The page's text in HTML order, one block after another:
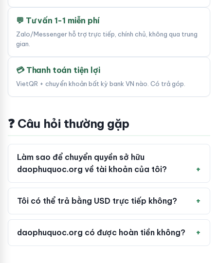
💬 Tư vấn 1-1 miễn phí
Zalo/Messenger hỗ trợ trực tiếp, chính chủ, không qua trung
gian.
💳 Thanh toán tiện lợi
VietQR + chuyển khoản bất kỳ bank VN nào. Có trả góp.
❓ Câu hỏi thường gặp
Làm sao để chuyển quyền sở hữu
daophuquoc.org về tài khoản của tôi?
Tôi có thể trả bằng USD trực tiếp không?
daophuquoc.org có được hoàn tiền không?